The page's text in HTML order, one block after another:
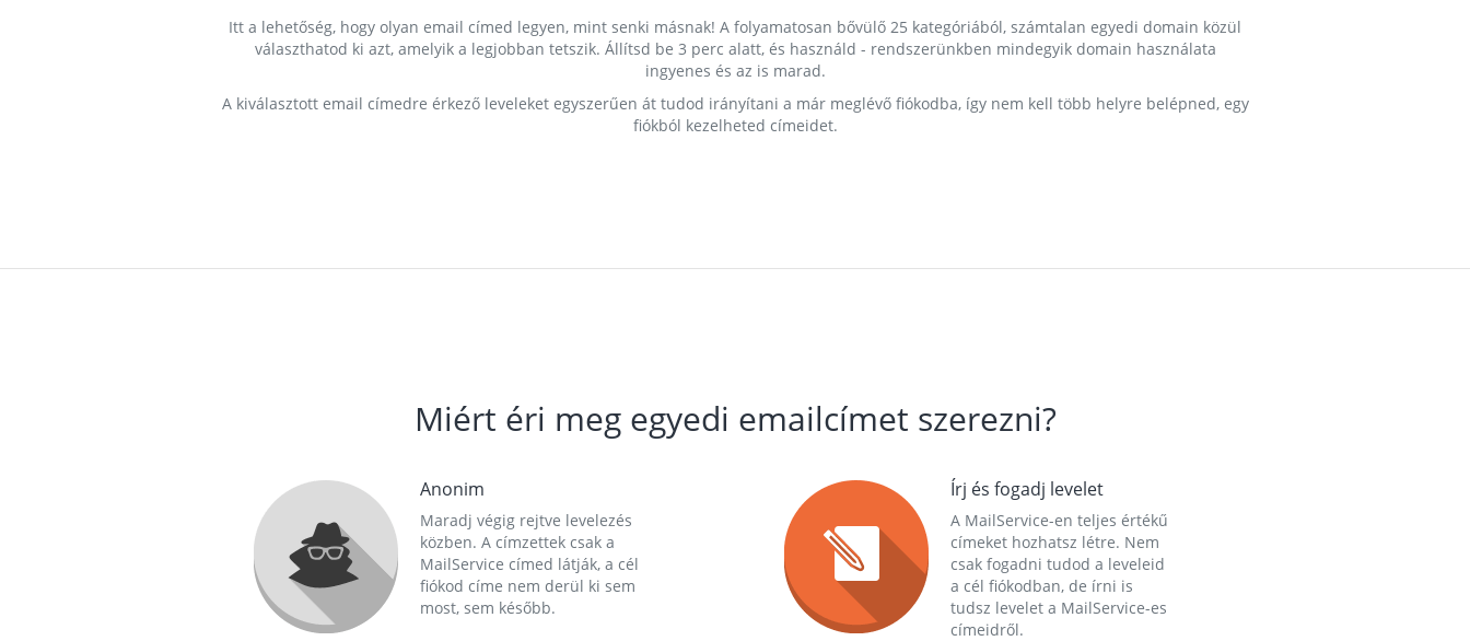
Itt a lehetőség, hogy olyan email címed legyen, mint senki másnak! A folyamatosan bővülő 25 kategóriából, számtalan egyedi domain közül
választhatod ki azt, amelyik a legjobban tetszik. Állítsd be 3 perc alatt, és használd - rendszerünkben mindegyik domain használata
ingyenes és az is marad.
A kiválasztott email címedre érkező leveleket egyszerűen át tudod irányítani a már meglévő fiókodba, így nem kell több helyre belépned, egy
fiókból kezelheted címeidet.
Miért éri meg egyedi emailcímet szerezni?
Anonim
Maradj végig rejtve levelezés
közben. A címzettek csak a
MailService címed látják, a cél
fiókod címe nem derül ki sem
most, sem később.
Írj és fogadj levelet
A MailService-en teljes értékű
címeket hozhatsz létre. Nem
csak fogadni tudod a leveleid
a cél fiókodban, de írni is
tudsz levelet a MailService-es
címeidről.